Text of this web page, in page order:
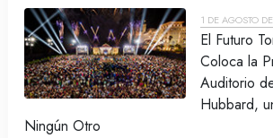
1 DE AGOSTO
El Futuro
Coloca la
Auditorio
Hubbard,
Ningún Otro